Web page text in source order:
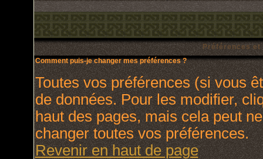
Préférences
Comment puis-je changer mes préférences ?
Toutes vos préférences (si vous
de données. Pour les modifier,
haut des pages, mais cela peut
changer toutes vos préférences.
Revenir en haut de page